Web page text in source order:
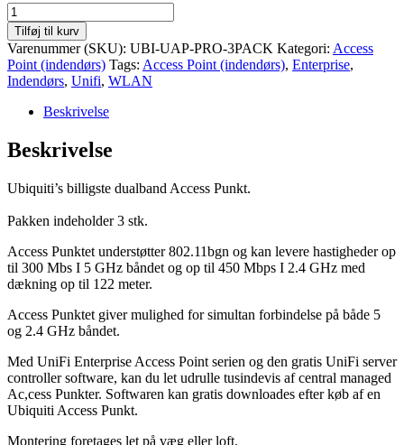
Professionelt
Access
Point
2.4
+
5
Ghz
stk)
antal
Tilføj til kurv
Varenummer (SKU): UBI-UAP-PRO-3PACK Kategori: Access
Point (indendørs) Tags: Access Point (indendørs), Enterprise,
Indendørs, Unifi, WLAN
Beskrivelse
Beskrivelse
Ubiquiti’s billigste dualband Access Punkt.
Pakken indeholder 3 stk.
Access Punktet understøtter 802.11bgn og kan levere hastigheder op
til 300 Mbs I 5 GHz båndet og op til 450 Mbps I 2.4 GHz med
dækning op til 122 meter.
Access Punktet giver mulighed for simultan forbindelse på både 5
og 2.4 GHz båndet.
Med UniFi Enterprise Access Point serien og den gratis UniFi server
controller software, kan du let udrulle tusindevis af central managed
Ac,cess Punkter. Softwaren kan gratis downloades efter køb af en
Ubiquiti Access Punkt.
Montering foretages let på væg eller loft.